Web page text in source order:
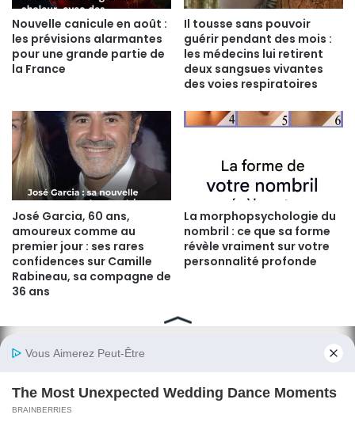
Nouvelle canicule en août :
les prévisions alarmantes
pour une grande partie de
la France
Il tousse sans pouvoir
guérir pendant des mois :
les médecins lui retirent
deux sangsues vivantes
des voies respiratoires
José Garcia, 60 ans,
amoureux comme au
premier jour : ses rares
confidences sur Camille
Rabineau, sa compagne de
36 ans
La morphopsychologie du
nombril : ce que sa forme
révèle vraiment sur votre
personnalité profonde
© Copyright 2026, All Rights Reserved |